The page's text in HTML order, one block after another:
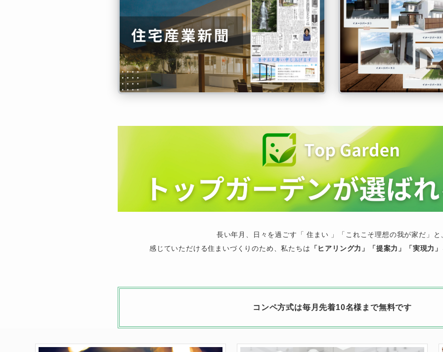
長い年月、日々を過ごす「 住まい 」「これこそ理想の我が家だ」と
感じていただける住まいづくりのため、私たちは 「ヒアリング力」「提案力」「実現力」
コンペ方式は毎月先着10名様まで無料です